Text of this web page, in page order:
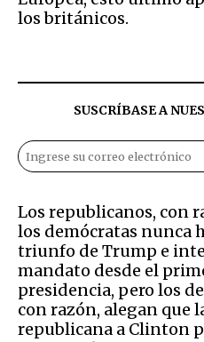
los británicos.
SUSCRÍBASE A
Los republicanos, con
los demócratas nunca
triunfo de Trump e
mandato desde el
presidencia, pero los
con razón, alegan que
republicana a Clinton